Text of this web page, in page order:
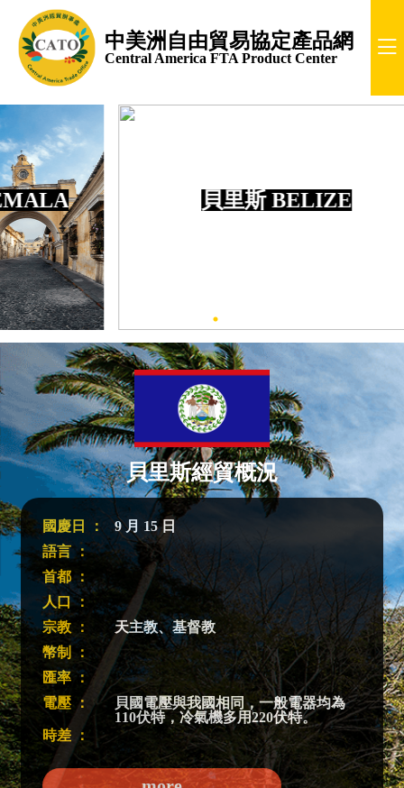
中美洲自由貿易協定產品網
Central America FTA Product Center
貝里斯 BELIZE
貝里斯經貿概況
國慶日 ：
9 月 15 日
語言 ：
首都 ：
人口 ：
宗教 ：
天主教、基督教
幣制 ：
匯率 ：
電壓 ：
貝國電壓與我國相同，一般電器均為
110伏特，冷氣機多用220伏特。
時差 ：